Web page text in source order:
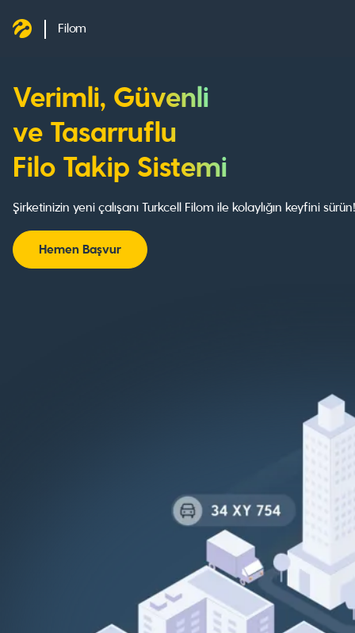
Filom
Verimli, Güvenli
ve Tasarruflu
Filo Takip Sistemi
Şirketinizin yeni çalışanı Turkcell Filom ile kolaylığın keyfini sürün!
Hemen Başvur